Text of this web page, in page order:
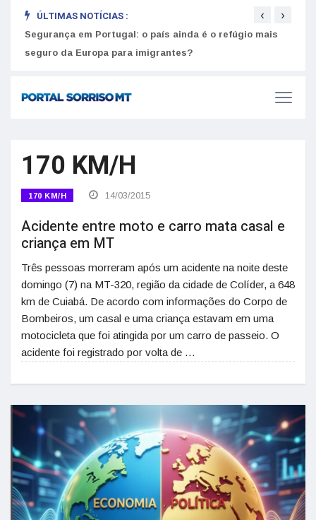
ÚLTIMAS NOTÍCIAS :
Segurança em Portugal: o país ainda é o refúgio mais
seguro da Europa para imigrantes?
‹ ›
170 KM/H
170 KM/H 14/03/2015
Acidente entre moto e carro mata casal e
criança em MT
Três pessoas morreram após um acidente na noite deste
domingo (7) na MT-320, região da cidade de Colíder, a 648
km de Cuiabá. De acordo com informações do Corpo de
Bombeiros, um casal e uma criança estavam em uma
motocicleta que foi atingida por um carro de passeio. O
acidente foi registrado por volta de …